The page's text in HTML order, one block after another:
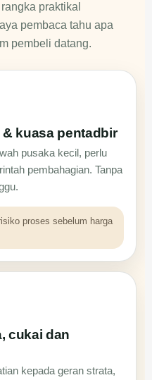
praktikal
pembaca tahu apa
pembeli datang.
kuasa pentadbir
pusaka kecil, perlu
pembahagian. Tanpa
proses sebelum harga
cukai dan
kepada geran strata,